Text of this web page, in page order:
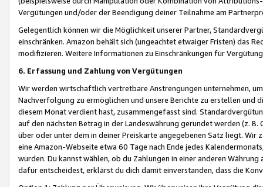
Vergütungen und/oder der Beendigung deiner Teilnahme am
Gelegentlich können wir die Möglichkeit unserer Partner,
einschränken. Amazon behält sich (ungeachtet etwaiger Fristen) das
modifizieren. Weitere Informationen zu Einschränkungen für
6. Erfassung und Zahlung von Vergütungen
Wir werden wirtschaftlich vertretbare Anstrengungen unternehmen,
Nachverfolgung zu ermöglichen und unsere Berichte zu erstellen und
diesem Monat verdient hast, zusammengefasst sind.
auf den nächsten Betrag in der Landeswährung gerundet werden (z.
über oder unter dem in deiner Preiskarte angegebenen Satz liegt.
eine Amazon-Webseite etwa 60 Tage nach Ende jedes
wurden. Du kannst wählen, ob du Zahlungen in einer anderen
dafür entscheidest, erklärst du dich damit einverstanden, dass die